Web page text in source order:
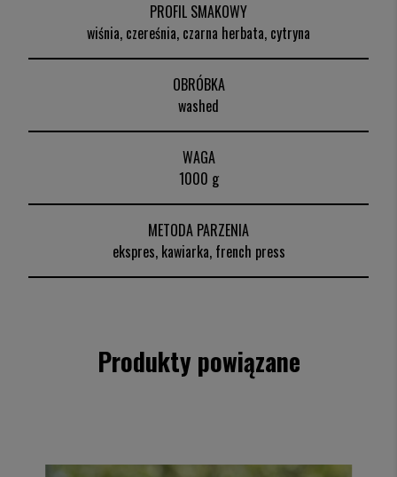
PROFIL SMAKOWY
wiśnia, czereśnia, czarna herbata, cytryna
OBRÓBKA
washed
WAGA
1000 g
METODA PARZENIA
ekspres, kawiarka, french press
Produkty powiązane